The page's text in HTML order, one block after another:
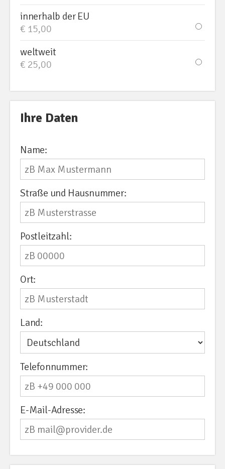
innerhalb der EU
€ 15,00
weltweit
€ 25,00
Ihre Daten
Name:
Straße und Hausnummer:
Postleitzahl:
Ort:
Land:
Telefonnummer:
E-Mail-Adresse: